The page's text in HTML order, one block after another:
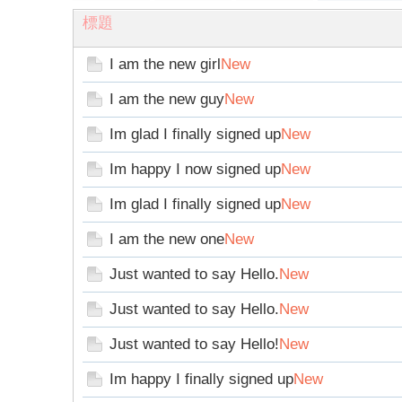
論
壇
標題
I am the new girlNew
I am the new guyNew
Im glad I finally signed upNew
Im happy I now signed upNew
Im glad I finally signed upNew
I am the new oneNew
Just wanted to say Hello.New
Just wanted to say Hello.New
Just wanted to say Hello!New
Im happy I finally signed upNew